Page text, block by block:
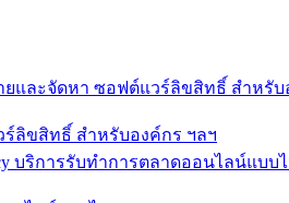
ลิขสิทธิ์ สำหรับองค์กร ฯลฯ